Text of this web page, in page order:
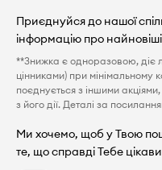
Приєднуйся до нашої
інформацію про найновіші
**Знижка є одноразовою, діє
цінниками) при
поєднується з іншими
з його дії. Деталі за
Ми хочемо, щоб у Твою
те, що справді Тебе